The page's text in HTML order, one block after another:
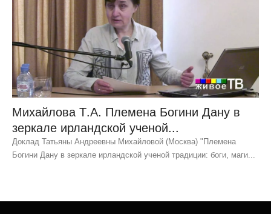
Михайлова Т.А. Племена Богини Дану в
зеркале ирландской ученой...
Доклад Татьяны Андреевны Михайловой (Москва) "Племена
Богини Дану в зеркале ирландской ученой традиции: боги, маги...